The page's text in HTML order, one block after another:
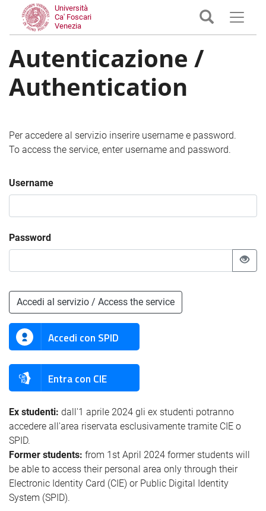
Università
Ca' Foscari
Venezia
Autenticazione /
Authentication
Per accedere al servizio inserire username e password.
To access the service, enter username and password.
Username
Password
Accedi al servizio / Access the service
Accedi con SPID
Entra con CIE
Ex studenti: dall'1 aprile 2024 gli ex studenti potranno
accedere all'area riservata esclusivamente tramite CIE o
SPID.
Former students: from 1st April 2024 former students will
be able to access their personal area only through their
Electronic Identity Card (CIE) or Public Digital Identity
System (SPID).